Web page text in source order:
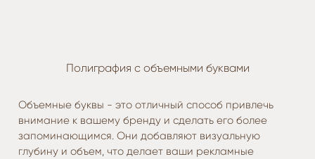
Полиграфия с объемными буквами
Объемные буквы - это отличный способ привлечь
внимание к вашему бренду и сделать его более
запоминающимся. Они добавляют визуальную
глубину и объем, что делает ваши рекламные